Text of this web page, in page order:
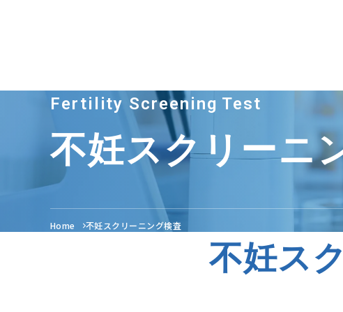
Fertility Screening Test
不妊スクリーニ
Home 不妊スクリーニング検査
不妊ス